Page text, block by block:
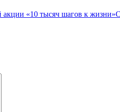
акции «10 тысяч шагов к жизни»